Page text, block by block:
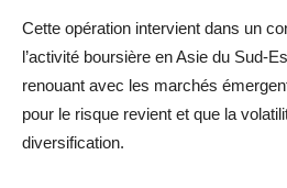
Cette opération intervient dans un
l’activité boursière en Asie du Sud-
renouant avec les marchés
pour le risque revient et que la
diversification.